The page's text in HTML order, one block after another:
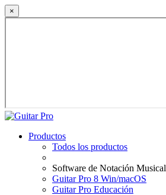
×
Productos
Todos los productos
Software de Notación Musical
Guitar Pro 8 Win/macOS
Guitar Pro Educación